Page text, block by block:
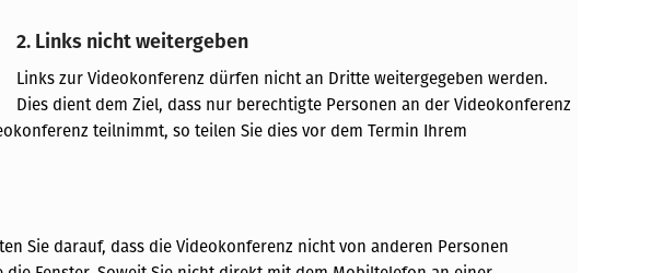
2. Links nicht weitergeben
Links zur Videokonferenz dürfen nicht an Dritte weitergegeben werden.
Dies dient dem Ziel, dass nur berechtigte Personen an der Videokonferenz
teilnimmt, so teilen Sie dies vor dem Termin Ihrem
Sie darauf, dass die Videokonferenz nicht von anderen Personen